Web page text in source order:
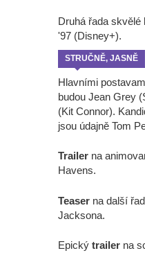
Druhá řada
'97 (Disney+).
STRUČNĚ, JASNĚ
Hlavními
budou Jean Grey
(Kit Connor).
jsou údajně Tom
Trailer na
Havens.
Teaser na další
Jacksona.
Epický trailer na